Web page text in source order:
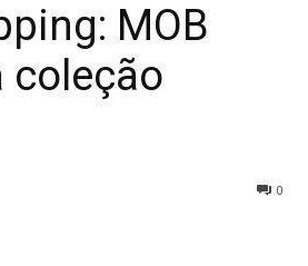
MOB
coleção
0